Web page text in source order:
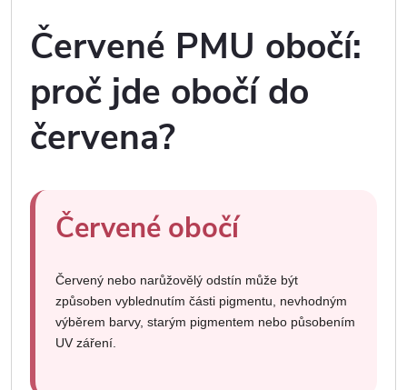
Červené PMU obočí:
proč jde obočí do
červena?
Červené obočí
Červený nebo narůžovělý odstín může být
způsoben vyblednutím části pigmentu, nevhodným
výběrem barvy, starým pigmentem nebo působením
UV záření.